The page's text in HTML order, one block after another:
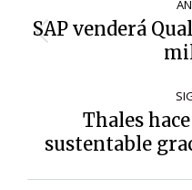
de
entradas
SAP venderá
Thales
sustentable